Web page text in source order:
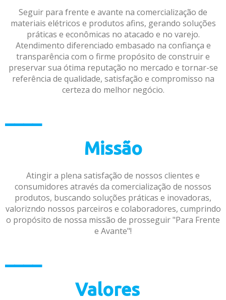
Seguir para frente e avante na comercialização de
materiais elétricos e produtos afins, gerando soluções
práticas e econômicas no atacado e no varejo.
Atendimento diferenciado embasado na confiança e
transparência com o firme propósito de construir e
preservar sua ótima reputação no mercado e tornar-se
referência de qualidade, satisfação e compromisso na
certeza do melhor negócio.
Missão
Atingir a plena satisfação de nossos clientes e
consumidores através da comercialização de nossos
produtos, buscando soluções práticas e inovadoras,
valorizndo nossos parceiros e colaboradores, cumprindo
o propósito de nossa missão de prosseguir "Para Frente
e Avante"!
Valores